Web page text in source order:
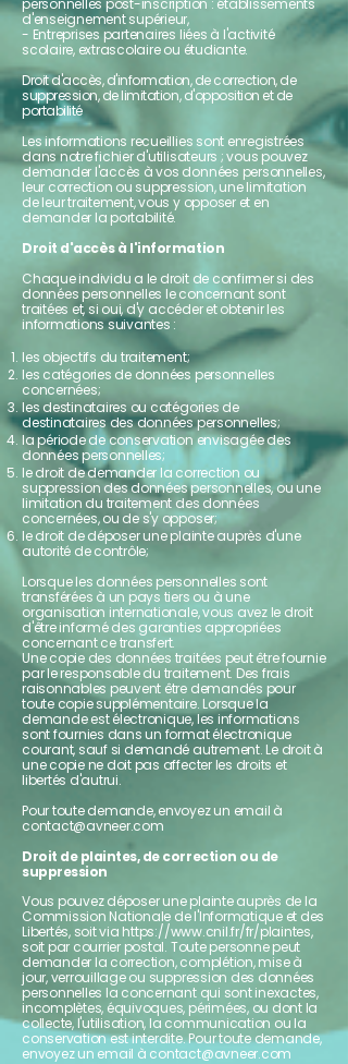
personnelles post-inscription : établissements
d'enseignement supérieur,
- Entreprises partenaires liées à l'activité
scolaire, extrascolaire ou étudiante.
Droit d'accès, d'information, de correction, de
suppression, de limitation, d'opposition et de
portabilité
Les informations recueillies sont enregistrées
dans notre fichier d'utilisateurs ; vous pouvez
demander l'accès à vos données personnelles,
leur correction ou suppression, une limitation
de leur traitement, vous y opposer et en
demander la portabilité.
Droit d'accès à l'information
Chaque individu a le droit de confirmer si des
données personnelles le concernant sont
traitées et, si oui, d'y accéder et obtenir les
informations suivantes :
les objectifs du traitement;
les catégories de données personnelles
concernées;
les destinataires ou catégories de
destinataires des données personnelles;
la période de conservation envisagée des
données personnelles;
le droit de demander la correction ou
suppression des données personnelles, ou une
limitation du traitement des données
concernées, ou de s'y opposer;
le droit de déposer une plainte auprès d'une
autorité de contrôle;
Lorsque les données personnelles sont
transférées à un pays tiers ou à une
organisation internationale, vous avez le droit
d'être informé des garanties appropriées
concernant ce transfert.
Une copie des données traitées peut être fournie
par le responsable du traitement. Des frais
raisonnables peuvent être demandés pour
toute copie supplémentaire. Lorsque la
demande est électronique, les informations
sont fournies dans un format électronique
courant, sauf si demandé autrement. Le droit à
une copie ne doit pas affecter les droits et
libertés d'autrui.
Pour toute demande, envoyez un email à
contact@avneer.com
Droit de plaintes, de correction ou de
suppression
Vous pouvez déposer une plainte auprès de la
Commission Nationale de l'Informatique et des
Libertés, soit via https://www.cnil.fr/fr/plaintes,
soit par courrier postal. Toute personne peut
demander la correction, complétion, mise à
jour, verrouillage ou suppression des données
personnelles la concernant qui sont inexactes,
incomplètes, équivoques, périmées, ou dont la
collecte, l'utilisation, la communication ou la
conservation est interdite. Pour toute demande,
envoyez un email à contact@avneer.com